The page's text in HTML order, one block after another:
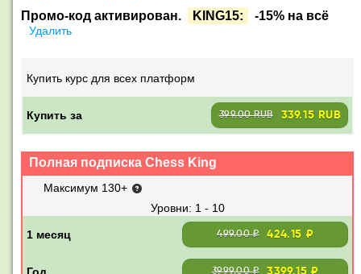
Промо-код активирован. KING15: -15% на всё
Удалить
Купить курс для всех платформ
Купить за 399.00 RUB 339.15 RUB
Полная подписка Chess King
Максимум 130+
1 - 10
499.00 ₽ 424.15 ₽
3999.00 ₽ 3399.15 ₽